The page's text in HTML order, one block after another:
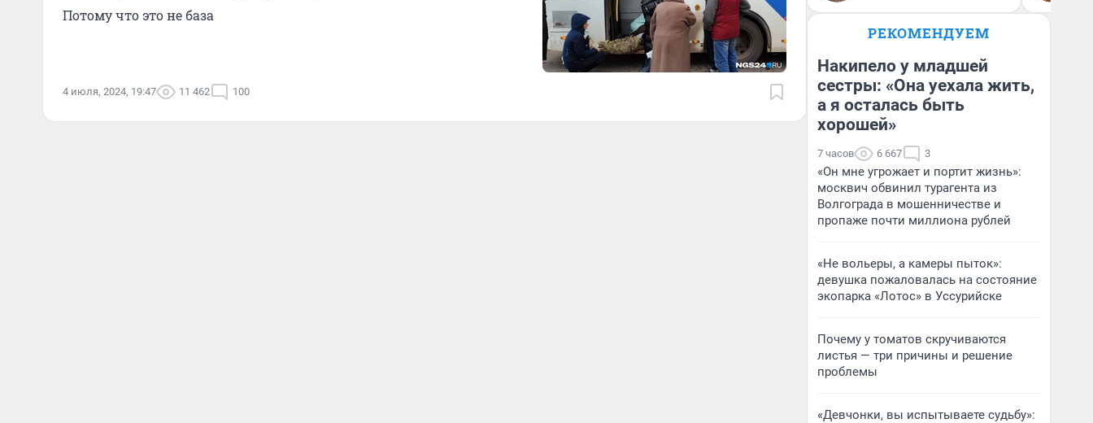
Потому что это не база
4 июля, 2024, 19:47 11 462 100
РЕКОМЕНДУЕМ
Накипело у младшей
сестры: «Она уехала жить,
а я осталась быть
хорошей»
7 часов 6 667 3
«Он мне угрожает и портит жизнь»:
москвич обвинил турагента из
Волгограда в мошенничестве и
пропаже почти миллиона рублей
«Не вольеры, а камеры пыток»:
девушка пожаловалась на состояние
экопарка «Лотос» в Уссурийске
Почему у томатов скручиваются
листья — три причины и решение
проблемы
«Девчонки, вы испытываете судьбу»: